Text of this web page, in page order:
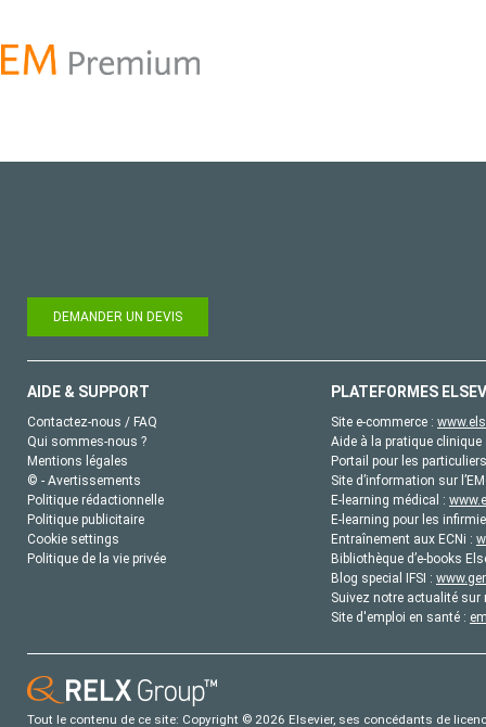
DEMANDER UN DEVIS
AIDE & SUPPORT
Contactez-nous / FAQ
Qui sommes-nous ?
Mentions légales
© - Avertissements
Politique rédactionnelle
Politique publicitaire
Cookie settings
Politique de la vie privée
PLATEFORMES
Site e-commerce :
Aide à la pratique
Portail pour les
Site d’information sur
E-learning médical :
E-learning pour les
Entraînement aux ECNi :
Bibliothèque d’e-books
Blog special IFSI :
Suivez notre actualité sur
Site d'emploi en santé :
Tout le contenu de ce site: Copyright © 2026 Elsevier, ses concédants de